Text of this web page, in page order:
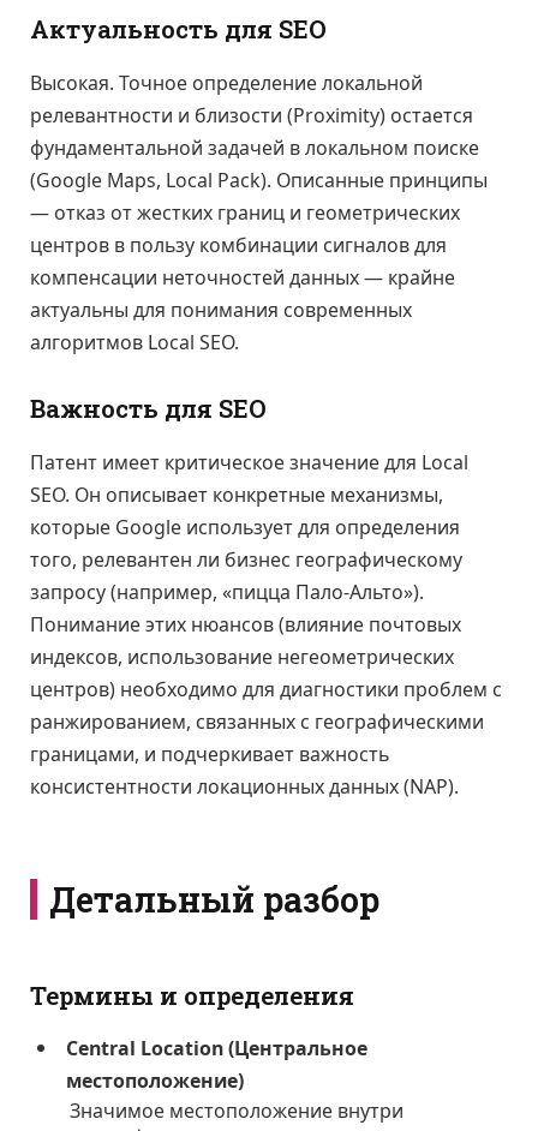
Актуальность для SEO
Высокая. Точное определение локальной
релевантности и близости (Proximity) остается
фундаментальной задачей в локальном поиске
(Google Maps, Local Pack). Описанные принципы
— отказ от жестких границ и геометрических
центров в пользу комбинации сигналов для
компенсации неточностей данных — крайне
актуальны для понимания современных
алгоритмов Local SEO.
Важность для SEO
Патент имеет критическое значение для Local
SEO. Он описывает конкретные механизмы,
которые Google использует для определения
того, релевантен ли бизнес географическому
запросу (например, «пицца Пало-Альто»).
Понимание этих нюансов (влияние почтовых
индексов, использование негеометрических
центров) необходимо для диагностики проблем с
ранжированием, связанных с географическими
границами, и подчеркивает важность
консистентности локационных данных (NAP).
Детальный разбор
Термины и определения
Central Location (Центральное
местоположение)
Значимое местоположение внутри